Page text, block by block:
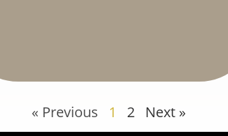
« Previous 1 2 Next »